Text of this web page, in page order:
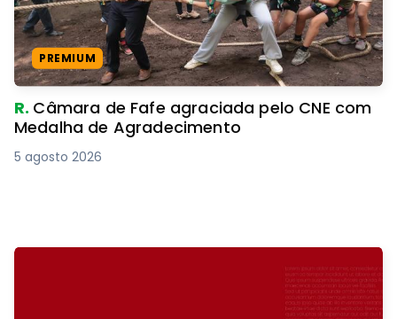
PREMIUM
R. Câmara de Fafe agraciada pelo CNE com
Medalha de Agradecimento
5 agosto 2026